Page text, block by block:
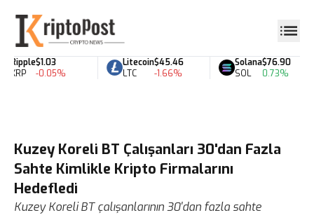
Ripple
XRP
$1.03
-0.05%
Litecoin
LTC
$45.46
-1.66%
Solana
SOL
$76.90
0.73%
Kuzey Koreli BT Çalışanları 30'dan Fazla
Sahte Kimlikle Kripto Firmalarını
Hedefledi
Kuzey Koreli BT çalışanlarının 30'dan fazla sahte